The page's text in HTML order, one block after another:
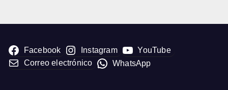
Facebook Instagram
YouTube
Correo electrónico
WhatsApp